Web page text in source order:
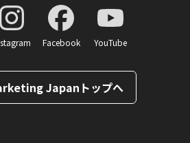
Facebook YouTube
Japanトップへ